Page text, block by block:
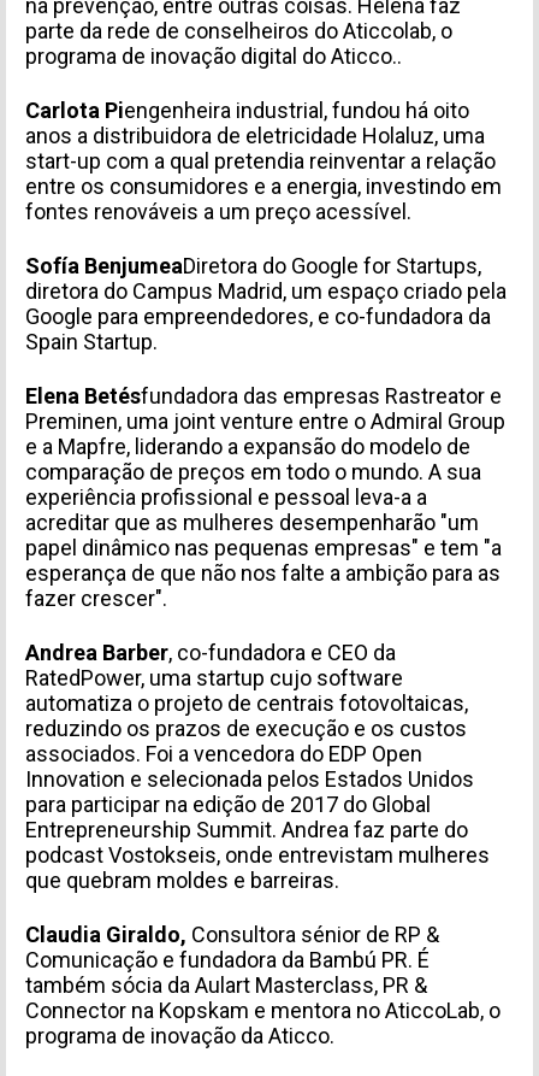
na prevenção, entre outras coisas. Helena faz
parte da rede de conselheiros do Aticcolab, o
programa de inovação digital do Aticco..
Carlota Piengenheira industrial, fundou há oito
anos a distribuidora de eletricidade Holaluz, uma
start-up com a qual pretendia reinventar a relação
entre os consumidores e a energia, investindo em
fontes renováveis a um preço acessível.
Sofía BenjumeaDiretora do Google for Startups,
diretora do Campus Madrid, um espaço criado pela
Google para empreendedores, e co-fundadora da
Spain Startup.
Elena Betésfundadora das empresas Rastreator e
Preminen, uma joint venture entre o Admiral Group
e a Mapfre, liderando a expansão do modelo de
comparação de preços em todo o mundo. A sua
experiência profissional e pessoal leva-a a
acreditar que as mulheres desempenharão "um
papel dinâmico nas pequenas empresas" e tem "a
esperança de que não nos falte a ambição para as
fazer crescer".
Andrea Barber, co-fundadora e CEO da
RatedPower, uma startup cujo software
automatiza o projeto de centrais fotovoltaicas,
reduzindo os prazos de execução e os custos
associados. Foi a vencedora do EDP Open
Innovation e selecionada pelos Estados Unidos
para participar na edição de 2017 do Global
Entrepreneurship Summit. Andrea faz parte do
podcast Vostokseis, onde entrevistam mulheres
que quebram moldes e barreiras.
Claudia Giraldo, Consultora sénior de RP &
Comunicação e fundadora da Bambú PR. É
também sócia da Aulart Masterclass, PR &
Connector na Kopskam e mentora no AticcoLab, o
programa de inovação da Aticco.
INFORMACIÓN PERSONAL
TIPO DE SOLICITUD